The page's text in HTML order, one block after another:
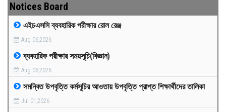
GALLERY
MEDIA
PAYMENT
CO-CURRICULUM
Notices Board
এইচএসসি ব্যবহারিক পরীক্ষার রোল রেঞ্জ
Aug 06,2026
ব্যবহারিক পরীক্ষার সময়সূচি(বিজ্ঞান)
Aug 06,2026
সমন্বিত উপবৃত্তি কর্মসূচির আওতায় উপবৃত্তি প্রাপ্ত শিক্ষার্থীদের তালিকা
Jul 01,2026